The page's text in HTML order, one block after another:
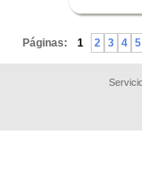
Páginas: 1 2 3 4 5